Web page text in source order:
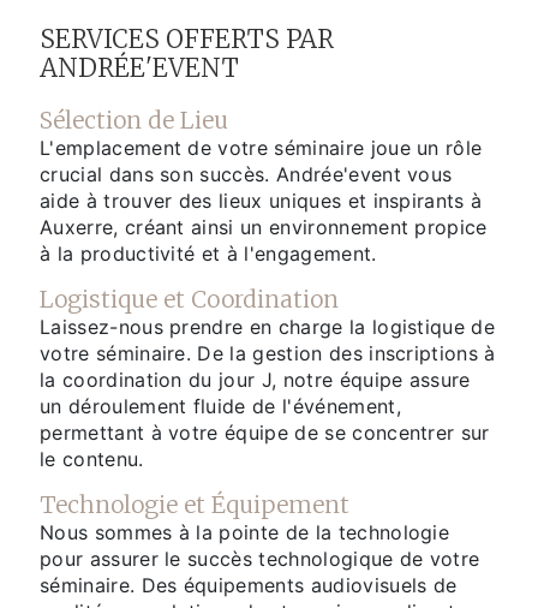
SERVICES OFFERTS PAR
ANDRÉE'EVENT
Sélection de Lieu
L'emplacement de votre séminaire joue un rôle
crucial dans son succès. Andrée'event vous
aide à trouver des lieux uniques et inspirants à
Auxerre, créant ainsi un environnement propice
à la productivité et à l'engagement.
Logistique et Coordination
Laissez-nous prendre en charge la logistique de
votre séminaire. De la gestion des inscriptions à
la coordination du jour J, notre équipe assure
un déroulement fluide de l'événement,
permettant à votre équipe de se concentrer sur
le contenu.
Technologie et Équipement
Nous sommes à la pointe de la technologie
pour assurer le succès technologique de votre
séminaire. Des équipements audiovisuels de